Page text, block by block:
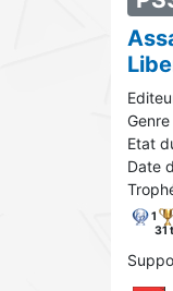
Genre
Etat
Date
1
31